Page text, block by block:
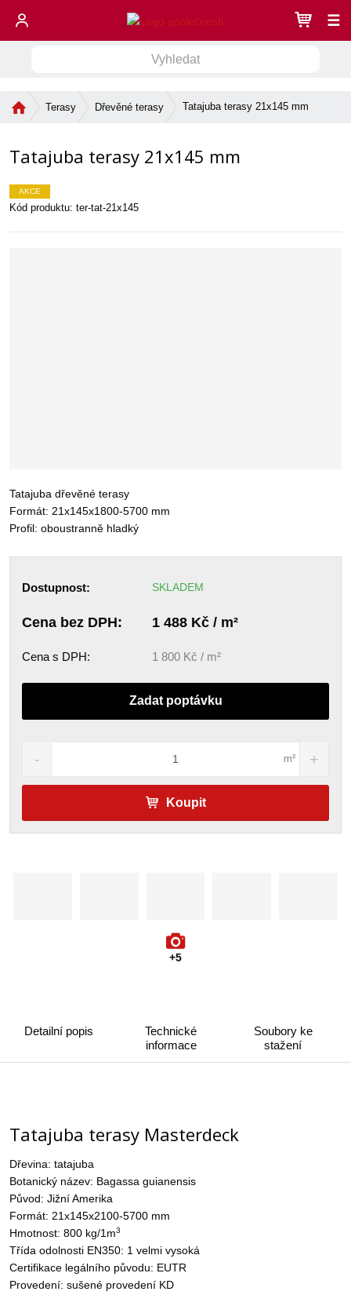
☰
v
d
í
s
Terasy Dřevěné terasy Tatajuba terasy 21x145 mm
Tatajuba terasy 21x145 mm
AKCE
Kód produktu: ter-tat-21x145
Tatajuba dřevěné terasy
Formát: 21x145x1800-5700 mm
Profil: oboustranně hladký
Dostupnost: SKLADEM
1 488 Kč / m²
Cena bez DPH:
1 800 Kč / m²
Cena s DPH:
Zadat poptávku
m²
Koupit
+5
Detailní popis
Technické
informace
Soubory ke
stažení
Tatajuba terasy Masterdeck
Dřevina: tatajuba
Botanický název: Bagassa guianensis
Původ: Jižní Amerika
Formát: 21x145x2100-5700 mm
Hmotnost: 800 kg/1m3
Třída odolnosti EN350: 1 velmi vysoká
Certifikace legálního původu: EUTR
Provedení: sušené provedení KD